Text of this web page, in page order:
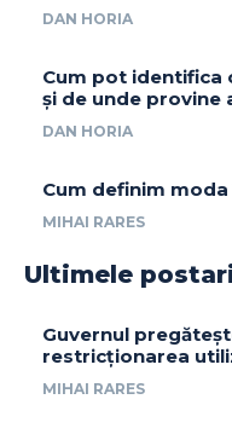
DAN HORIA
Cum pot identifica
și de unde provine
DAN HORIA
Cum definim
MIHAI RARES
Ultimele
Guvernul
restricționarea
MIHAI RARES